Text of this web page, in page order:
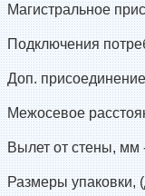
Магистральное
Подключения
Доп.
Межосевое
Вылет от стены, мм
Размеры